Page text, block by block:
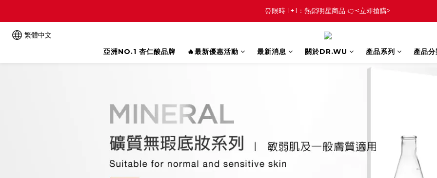
⏰限時 1+1：熱銷明星商品 👉<立即搶購>
繁體中文
亞洲NO.1 杏仁酸品牌
🔥最新優惠活動 最新消息 關於DR.WU 產品系列 產品分